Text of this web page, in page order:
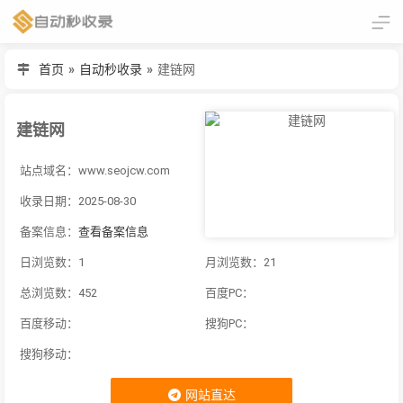
首页 » 自动秒收录 » 建链网
建链网
站点域名：www.seojcw.com
收录日期：2025-08-30
备案信息： 查看备案信息
日浏览数：1 月浏览数：21
总浏览数：452 百度PC：
百度移动： 搜狗PC：
搜狗移动：
网站直达